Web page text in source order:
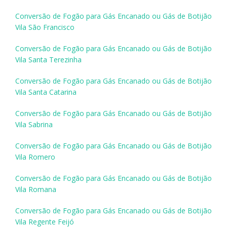
Conversão de Fogão para Gás Encanado ou Gás de Botijão
Vila São Francisco
Conversão de Fogão para Gás Encanado ou Gás de Botijão
Vila Santa Terezinha
Conversão de Fogão para Gás Encanado ou Gás de Botijão
Vila Santa Catarina
Conversão de Fogão para Gás Encanado ou Gás de Botijão
Vila Sabrina
Conversão de Fogão para Gás Encanado ou Gás de Botijão
Vila Romero
Conversão de Fogão para Gás Encanado ou Gás de Botijão
Vila Romana
Conversão de Fogão para Gás Encanado ou Gás de Botijão
Vila Regente Feijó